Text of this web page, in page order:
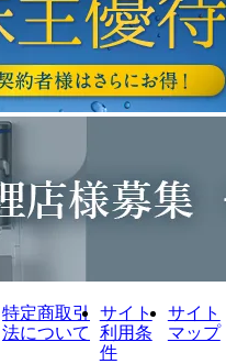
特定商取引
法について
サイト
利用条
件
サイト
マップ